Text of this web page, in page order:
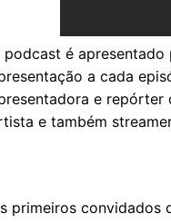
podcast é
a cada
e repórter
e também
primeiros convidados